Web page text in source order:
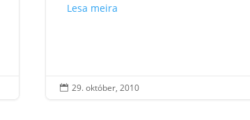
Lesa meira
 29. október, 2010